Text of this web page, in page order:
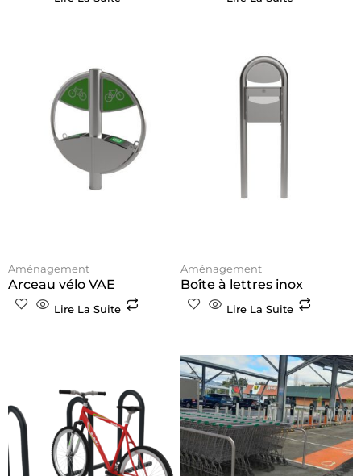
Aménagement
Arceau vélo VAE
Lire La Suite
Aménagement
Boîte à lettres inox
Lire La Suite